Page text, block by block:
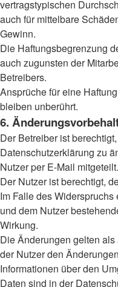
vertragstypischen
auch für mittelbare
Gewinn.
Die Haftungsbegrenzung
auch zugunsten der
Betreibers.
Ansprüche für eine
bleiben unberührt.
6.
Der Betreiber ist
Datenschutzerklärung zu
Nutzer per E-Mail mitgeteilt.
Der Nutzer ist berechtigt,
Im Falle des
und dem Nutzer
Wirkung.
Die Änderungen gelten
der Nutzer den
Informationen über den
Daten sind in der